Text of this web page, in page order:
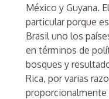
México y Guyana.
particular porque
Brasil uno los
en términos de
bosques y
Rica, por varias